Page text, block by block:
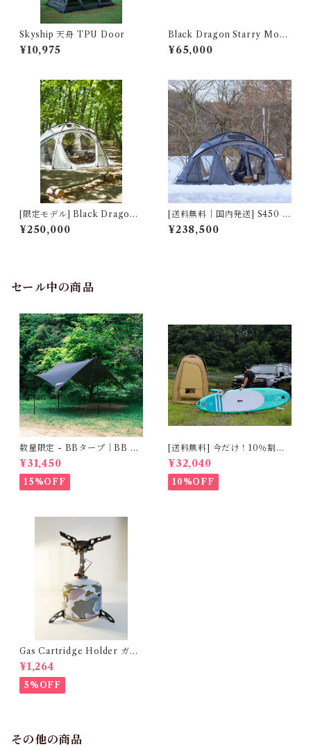
Skyship 天舟 TPU Door
¥10,975
Black Dragon Starry Moon
星月
¥65,000
[限定モデル] Black Dragon
S450 PRO ホワイトモデル
（ポリエステル生地）
¥250,000
[送料無料｜国内発送] S450 P
ro マウンテングレー｜Mount
ain Gray YUNAN Pole Full
¥238,500
セール中の商品
数量限定 - BBタープ｜BB Ta
rp
¥31,450
15%OFF
[送料無料] 今だけ！10％割引
実施中！TNCプライベートシ
ェルター（Private Shelter）
簡易更衣＆トイレテント（Co
mpact Changing & Toilet T
¥32,040
10%OFF
Gas Cartridge Holder ガス
カートリッジホルダー [For 2
30g gas ONLY] 7531225175
¥1,264
5%OFF
その他の商品